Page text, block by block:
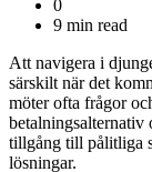
0
9 min read
Att navigera i
särskilt när det
möter ofta frågor
betalningsalternativ
tillgång till pålitliga
lösningar.